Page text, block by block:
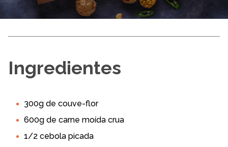
Ingredientes
300g de couve-flor
600g de carne moída crua
1/2 cebola picada